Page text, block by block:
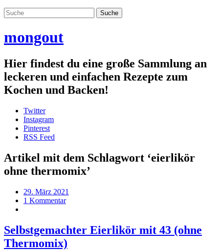
mongout
Hier findest du eine große Sammlung an
leckeren und einfachen Rezepte zum
Kochen und Backen!
Twitter
Instagram
Pinterest
RSS Feed
Artikel mit dem Schlagwort ‘eierlikör
ohne thermomix’
29. März 2021
1 Kommentar
Selbstgemachter Eierlikör mit 43 (ohne
Thermomix)